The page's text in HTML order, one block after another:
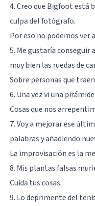
4. Creo que Bigfoot está
culpa del fotógrafo.
Por eso no podemos ver
5. Me gustaría conseguir
muy bien las ruedas de
Sobre personas que
6. Una vez vi una
Cosas que nos
7. Voy a mejorar ese
palabras y añadiendo
La improvisación es la
8. Mis plantas falsas
Cuida tus cosas.
9. Lo deprimente del